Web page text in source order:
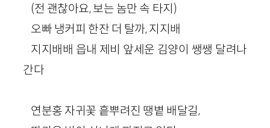
(전 괜찮아요, 보는 놈만 속 타지)
오빠 냉커피 한잔 더 탈까, 지지배
지지배배 읍내 제비 앞세운 김양이 쌩쌩 달려나
간다
연분홍 자귀꽃 흩뿌려진 땡볕 배달길,